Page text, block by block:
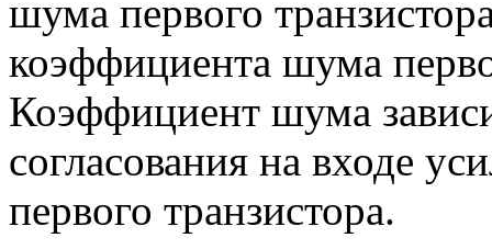
шума первого
коэффициента шума
Коэффициент шума
согласования на входе
первого транзистора.